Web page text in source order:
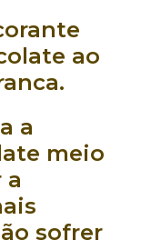
ao
.
a
meio
a
sofrer